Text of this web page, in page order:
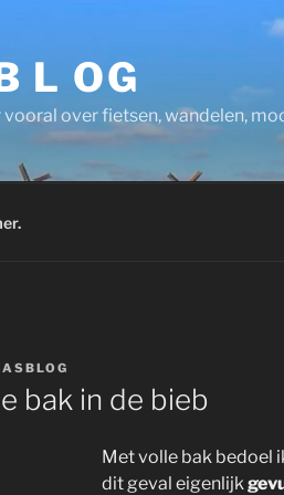
L OG
over fietsen, wandelen,
bak in de bieb
Met volle bak bedoel
dit geval eigenlijk